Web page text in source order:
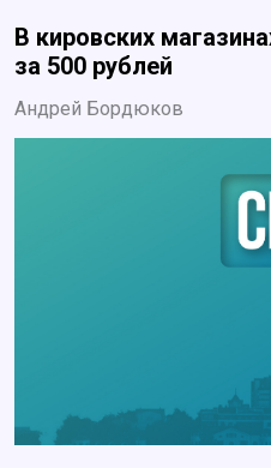
В кировских
за 500 рублей
Андрей Бордюков